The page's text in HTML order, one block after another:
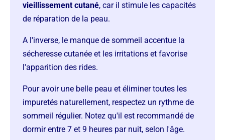
vieillissement cutané, car il stimule les capacités
de réparation de la peau.
A l'inverse, le manque de sommeil accentue la
sécheresse cutanée et les irritations et favorise
l'apparition des rides.
Pour avoir une belle peau et éliminer toutes les
impuretés naturellement, respectez un rythme de
sommeil régulier. Notez qu'il est recommandé de
dormir entre 7 et 9 heures par nuit, selon l'âge.